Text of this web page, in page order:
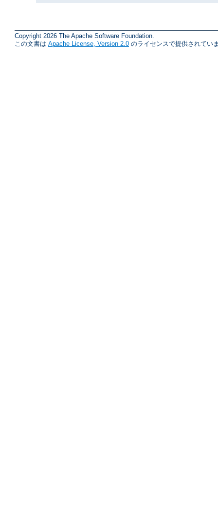
Copyright 2026 The Apache Software Foundation.
この文書は Apache License, Version 2.0 のライセンスで提供されてい